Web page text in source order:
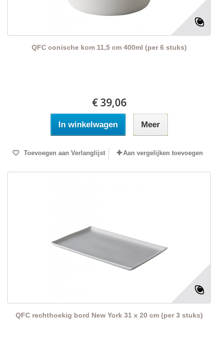
QFC conische kom 11,5 cm 400ml (per 6 stuks)
€ 39,06
In winkelwagen Meer
Toevoegen aan Verlanglijst Aan vergelijken toevoegen
QFC rechthoekig bord New York 31 x 20 cm (per 3 stuks)